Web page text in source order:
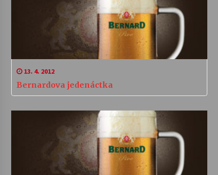
13. 4. 2012
Bernardova jedenáctka